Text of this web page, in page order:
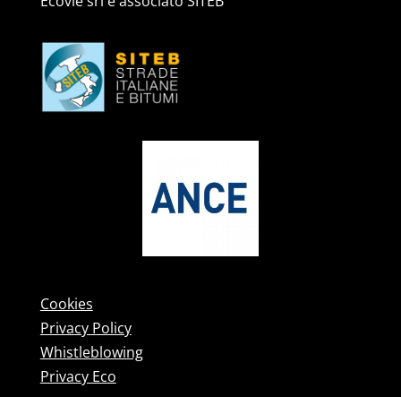
Cookies
Privacy Policy
Whistleblowing
Privacy Eco